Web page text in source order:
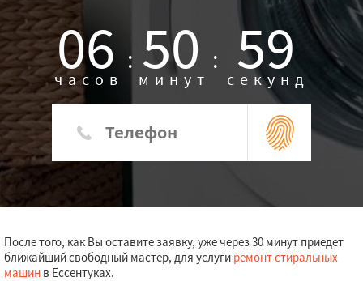
06 :
часов 50 :
минут 58
секунд
После того, как Вы оставите заявку, уже через 30 минут приедет
ближайший свободный мастер, для услуги ремонт стиральных
машин в Ессентуках.